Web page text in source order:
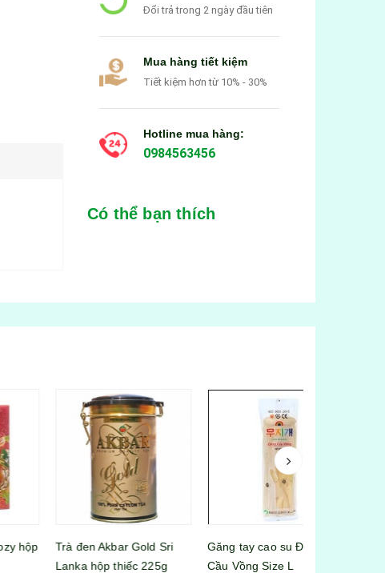
Đổi trả trong 2 ngày đầu tiên
Mua hàng tiết kiệm
Tiết kiệm hơn từ 10% - 30%
Hotline mua hàng:
0984563456
Có thể bạn thích
Trà đen Akbar Gold Sri
Lanka hộp thiếc 225g
Găng tay cao su Đông
Cầu Vồng Size L